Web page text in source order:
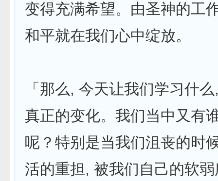
变得充满希望。由圣神的工
和平就在我们心中绽放。
「那么, 今天让我们学习什
真正的变化。我们当中又有
呢？特别是当我们沮丧的时
活的重担, 被我们自己的软